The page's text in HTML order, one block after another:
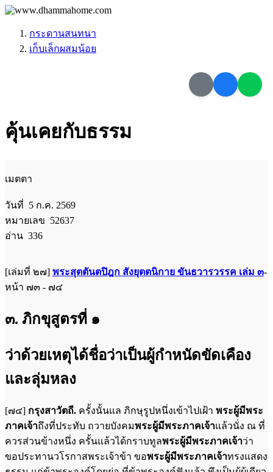
กระดานสนทนา
เก็บเล็กผสมน้อย
คุ้นเคยกับธรรม
เมตตา
วันที่ 5 ก.ค. 2569
หมายเลข 52637
อ่าน 336
[เล่มที่ ๒๗] พระสุตตันตปิฎก สังยุตตนิกาย ขันธวารวรรค เล่ม ๓-
หน้า ๗๓ - ๗๔
๓. ภิกขุสูตรที่ ๑
ว่าด้วยเหตุได้ชื่อว่าเป็นผู้กำหนัดขัดเคือง
และลุ่มหลง
[๗๔] กรุงสาวัตถี. ครั้งนั้นแล ภิกษุรูปหนึ่งเข้าไปเฝ้า พระผู้มีพระ
ภาคเจ้าถึงที่ประทับ ถวายบังคมพระผู้มีพระภาคเจ้าแล้วนั่ง ณ ที่
ควรส่วนข้างหนึ่ง ครั้นแล้วได้กราบทูลพระผู้มีพระภาคเจ้าว่า
ขอประทานวโรกาสพระเจ้าข้า ขอพระผู้มีพระภาคเจ้าทรงแสดง